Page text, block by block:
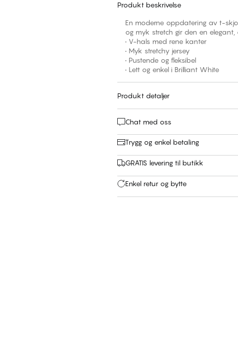
Produkt beskrivelse
En moderne oppdatering av t-
og myk stretch gir den en elegant,
• V-hals med rene kanter
• Myk stretchy jersey
• Pustende og fleksibel
• Lett og enkel i Brilliant White
Produkt detaljer
Chat med oss
Trygg og enkel betaling
GRATIS levering til butikk
Enkel retur og bytte